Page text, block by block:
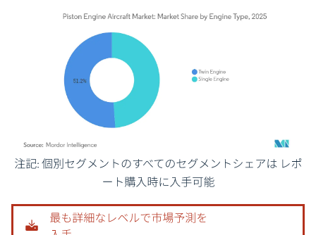
画像 © Mordor Intelligence。再利用にはCC BY 4.0の表示が必要です。